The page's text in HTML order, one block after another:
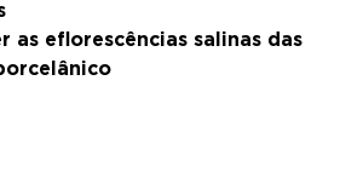
as eflorescências salinas das